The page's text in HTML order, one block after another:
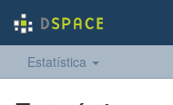
Estatística